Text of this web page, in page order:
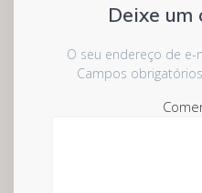
Deixe um
O seu endereço de
Campos